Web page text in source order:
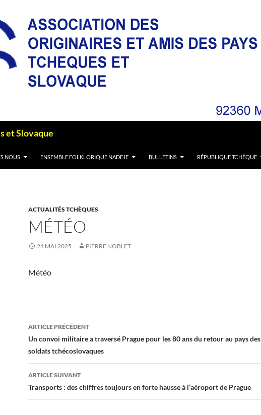
et Slovaque
NOUS ENSEMBLE FOLKLORIQUE NADEJE BULLETINS RÉPUBLIQUE TCHÈQUE
ACTUALITÉS TCHÈQUES
MÉTÉO
24 MAI 2025 PIERRE NOBLET
Météo
Navigation
des
articles
ARTICLE PRÉCÉDENT
Un convoi militaire a traversé Prague pour les 80 ans du retour au pays des
soldats tchécoslovaques
ARTICLE SUIVANT
Transports : des chiffres toujours en forte hausse à l’aéroport de Prague